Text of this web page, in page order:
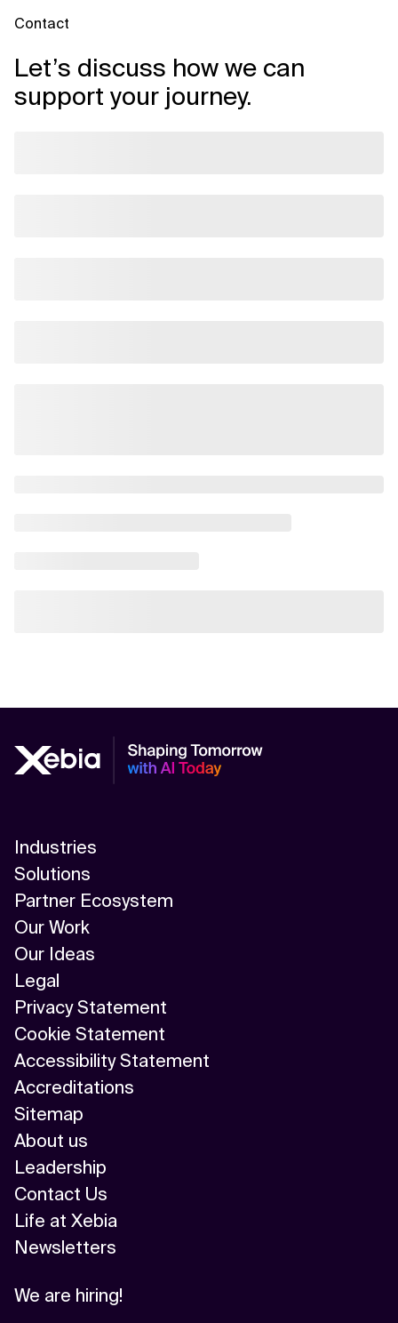
Contact
Let’s discuss how we can
support your journey.
Industries
Solutions
Partner Ecosystem
Our Work
Our Ideas
Legal
Privacy Statement
Cookie Statement
Accessibility Statement
Accreditations
Sitemap
About us
Leadership
Contact Us
Life at Xebia
Newsletters
We are hiring!